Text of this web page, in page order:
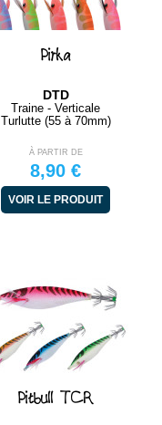
Pirka
DTD
Traine - Verticale
Turlutte (55 à 70mm)
À PARTIR DE
8,90 €
VOIR LE PRODUIT
Pitbull TCR